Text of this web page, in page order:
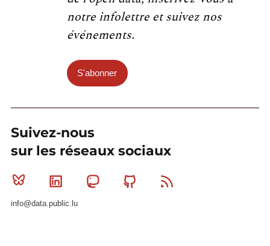
notre infolettre et suivez nos
événements.
S'abonner
Suivez-nous
sur les réseaux sociaux
Bluesky Linkedin MastodonGithub
info@data.public.lu